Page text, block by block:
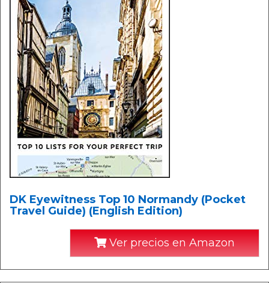
DK Eyewitness Top 10 Normandy (Pocket
Travel Guide) (English Edition)
Ver precios en Amazon